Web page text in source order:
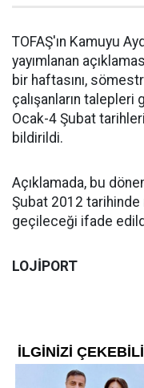
TOFAŞ'ın Kamuyu
yayımlanan
bir haftasını,
çalışanların
Ocak-4 Şubat tarihleri
bildirildi.
Açıklamada, bu
Şubat 2012 tarihinde
geçileceği ifade
LOJİPORT